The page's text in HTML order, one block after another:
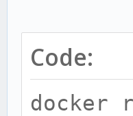
Code:
docker